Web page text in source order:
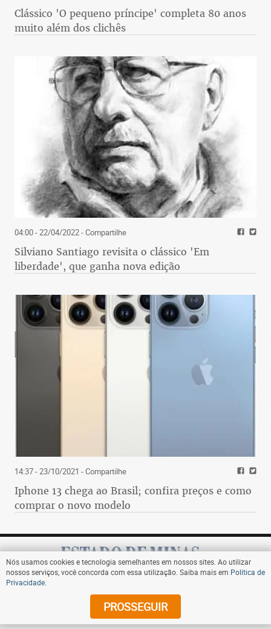
Clássico 'O pequeno príncipe' completa 80 anos
muito além dos clichês
04:00 - 22/04/2022- Compartilhe
Silviano Santiago revisita o clássico 'Em
liberdade', que ganha nova edição
14:37 - 23/10/2021 - Compartilhe
Iphone 13 chega ao Brasil; confira preços e como
comprar o novo modelo
Assine
Nós usamos cookies e tecnologia semelhantes em nossos sites. Ao utilizar
nossos serviços, você concorda com essa utilização. Saiba mais em Política de
Privacidade
PROSSEGUIR